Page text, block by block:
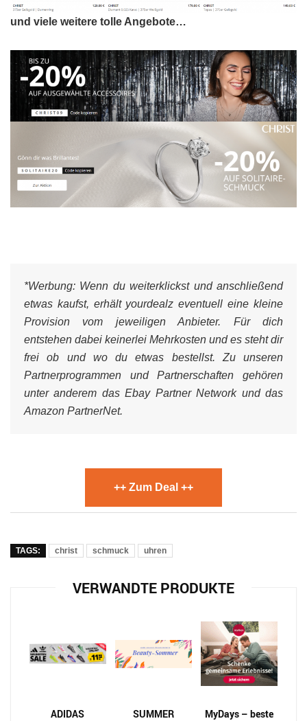
und viele weitere tolle Angebote…
*Werbung: Wenn du weiterklickst und anschließend
etwas kaufst, erhält yourdealz eventuell eine kleine
Provision vom jeweiligen Anbieter. Für dich
entstehen dabei keinerlei Mehrkosten und es steht dir
frei ob und wo du etwas bestellst. Zu unseren
Partnerprogrammen und Partnerschaften gehören
unter anderem das Ebay Partner Network und das
Amazon PartnerNet.
++ Zum Deal ++
TAGS: christ schmuck uhren
VERWANDTE PRODUKTE
ADIDAS
SUMMER
MyDays – beste